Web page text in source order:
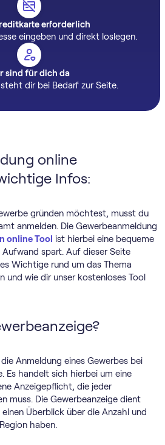
erforderlich
eingeben und direkt loslegen.
sind für dich da
dir bei Bedarf zur Seite.
online
Infos:
gründen möchtest, musst du
anmelden. Die Gewerbeanmeldung
online Tool ist hierbei eine bequeme
spart. Auf dieser Seite
Wichtige rund um das Thema
und wie dir unser kostenloses Tool
Anmeldung eines Gewerbes bei
Es handelt sich hierbei um eine
Anzeigepflicht, die jeder
muss. Die Gewerbeanzeige dient
Überblick über die Anzahl und
haben.